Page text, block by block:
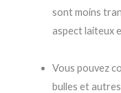
sont moins
aspect laiteux
Vous pouvez
bulles et